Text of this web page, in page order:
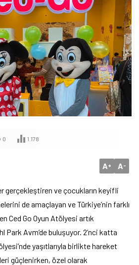
0 1.178
A+ A-
gerçekleştiren ve çocukların keyifli
de amaçlayan ve Türkiye’nin farklı
Ced Go Oyun Atölyesi artık
Park Avm’de buluşuyor. 2’nci katta
yaşıtlarıyla birlikte hareket
güçlenirken, özel olarak